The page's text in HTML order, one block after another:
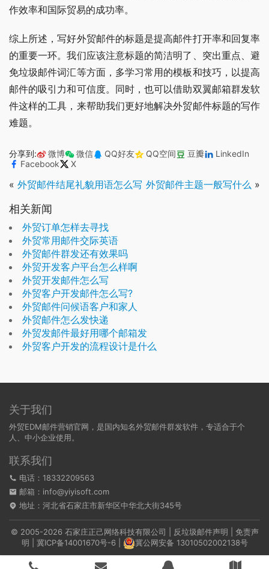
作效率和国际贸易的成功率。
综上所述，写好外贸邮件的标题是提高邮件打开率和回复率
的重要一环。我们应该注意标题的简洁明了、突出重点、避
免垃圾邮件词汇等方面，多学习常用的模板和技巧，以提高
邮件的吸引力和可信度。同时，也可以借助双翼邮箱群发软
件这样的工具，来帮助我们更好地解决外贸邮件标题的写作
难题。
分享到: 微博 微信 QQ好友 QQ空间 豆瓣
LinkedIn
Facebook
X
« 外贸邮件结尾礼貌用语怎么写 外贸邮件主题一般写什么 »
相关新闻
外贸订单怎样去寻找
外贸常用邮件交际英语
外贸邮件群发还有效果吗
外贸开发客户平台怎么样啊
外贸开发邮件怎么写
外贸客户开发邮件怎么写?
外贸邮件问候语客户和家人
外贸邮件怎么发快递
外贸发邮件最好用哪个邮箱发
外贸客户开发的流程设计是什么
关于我们
外贸EDM邮件营销官网，是国内知名外贸邮件群发软件，专适合于个
人、中小企业使用。
联系我们
电话：18332209563
邮箱：info@yiyisoft.com
地址：河北省石家庄市新华区中华北大街345号
© 2005-2026 石家庄正己网络科技有限公司 | 反垃圾邮件声明
免责声
明
冀ICP备14001670号-6 冀公网安备 13010502002138号